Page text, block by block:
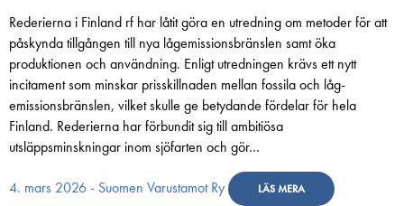
Rederierna i Finland rf har låtit göra en utredning om metoder för att
påskynda tillgången till nya låg­emissionsbränslen samt öka
produktionen och användning. Enligt utredningen krävs ett nytt
incitament som minskar prisskillnaden mellan fossila och låg­
emissionsbränslen, vilket skulle ge betydande fördelar för hela
Finland. Rederierna har förbundit sig till ambitiösa
utsläppsminskningar inom sjöfarten och gör…
4. mars 2026 - Suomen Varustamot Ry LÄS MERA